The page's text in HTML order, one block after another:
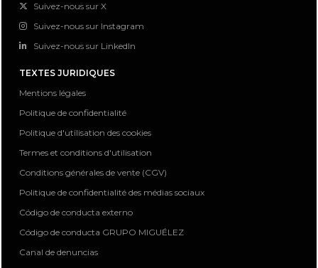
Suivez-nous sur X
Suivez-nous sur Instagram
Suivez-nous sur LinkedIn
TEXTES JURIDIQUES
Mentions légales
Politique de confidentialité
Politique d'utilisation des cookies
Termes et conditions d'utilisation
Conditions générales de vente (CGV)
Politique de confidentialité des médias sociaux
Código de conducta externo
Código de conducta GRUPO MIGUÉLEZ
Canal de denuncias